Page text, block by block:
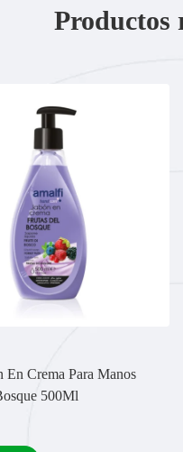
Productos
En Crema Para Manos
500Ml